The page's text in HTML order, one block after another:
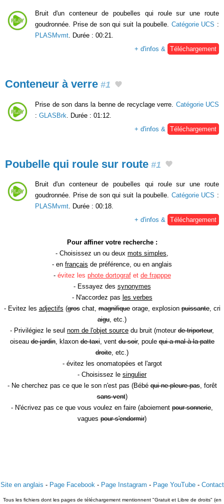
Bruit d'un conteneur de poubelles qui roule sur une route
goudronnée. Prise de son qui suit la poubelle. Catégorie UCS :
PLASMvmt . Durée : 00:21.
+ d'infos &
Téléchargement
Conteneur à verre #1
Prise de son dans la benne de recyclage verre. Catégorie UCS
: GLASBrk . Durée : 01:12.
+ d'infos &
Téléchargement
Poubelle qui roule sur route #1
Bruit d'un conteneur de poubelles qui roule sur une route
goudronnée. Prise de son qui suit la poubelle. Catégorie UCS :
PLASMvmt. Durée : 00:18.
+ d'infos & Téléchargement
Pour affiner votre recherche :
- Choisissez un ou deux mots simples,
- en français de préférence, ou en anglais
- évitez les phote dortografet de frapppe
- Essayez des synonymes
- N'accordez pas les verbes
- Evitez les adjectifs (groschat,magnifiqueorage, explosionpuissante, cri
aigu, etc.)
- Privilégiez le seul nom de l'objet source du bruit (moteur de triporteur,
oiseaude jardin, klaxonde taxi, ventdu soir, poulequi a mal à la patte
droite, etc.)
- évitez les onomatopées et l'argot
- Choisissez le singulier
- Ne cherchez pas ce que le son n'est pas (Bébéqui ne pleure pas, forêt
sans vent)
- N'écrivez pas ce que vous voulez en faire (aboiement pour sonnerie,
vagues pour s'endormir)
Site en anglais - Page Facebook- Page Instagram - Page YouTube- Contact
Tous les fichiers dont les pages de téléchargement mentionnent "Gratuit et Libre de droits" (en